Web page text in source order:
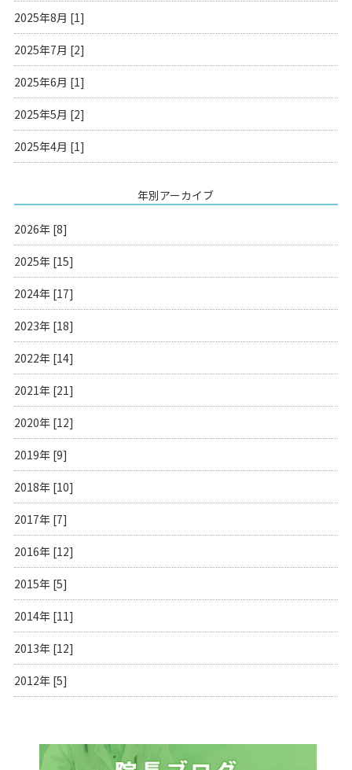
2025年8月 [1]
2025年7月 [2]
2025年6月 [1]
2025年5月 [2]
2025年4月 [1]
年別アーカイブ
2026年 [8]
2025年 [15]
2024年 [17]
2023年 [18]
2022年 [14]
2021年 [21]
2020年 [12]
2019年 [9]
2018年 [10]
2017年 [7]
2016年 [12]
2015年 [5]
2014年 [11]
2013年 [12]
2012年 [5]